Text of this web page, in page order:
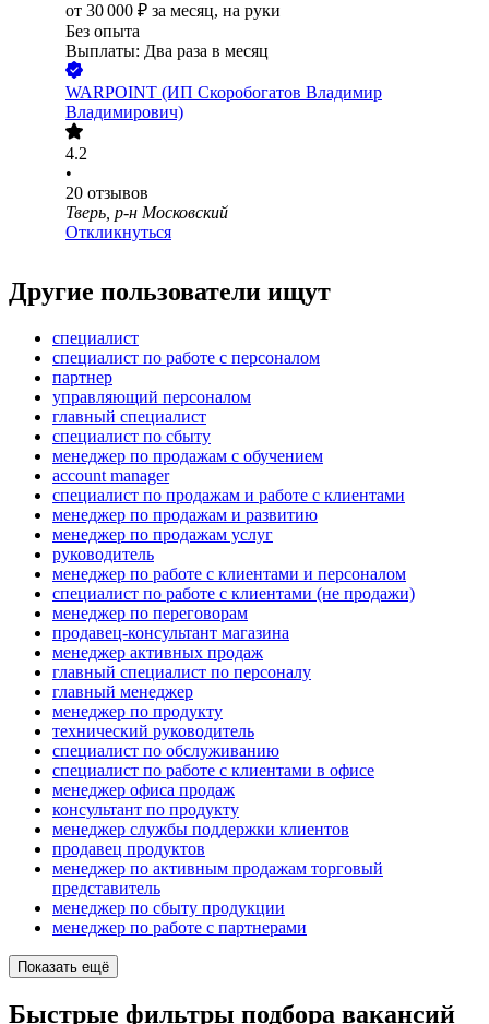
от 30 000 ₽ за месяц, на руки
Без опыта
Выплаты: Два раза в месяц
WARPOINT (ИП Скоробогатов Владимир
Владимирович)
4.2
•
20 отзывов
Тверь, р-н Московский
Откликнуться
Другие пользователи ищут
специалист
специалист по работе с персоналом
партнер
управляющий персоналом
главный специалист
специалист по сбыту
менеджер по продажам с обучением
account manager
специалист по продажам и работе с клиентами
менеджер по продажам и развитию
менеджер по продажам услуг
руководитель
менеджер по работе с клиентами и персоналом
специалист по работе с клиентами (не продажи)
менеджер по переговорам
продавец-консультант магазина
менеджер активных продаж
главный специалист по персоналу
главный менеджер
менеджер по продукту
технический руководитель
специалист по обслуживанию
специалист по работе с клиентами в офисе
менеджер офиса продаж
консультант по продукту
менеджер службы поддержки клиентов
продавец продуктов
менеджер по активным продажам торговый
представитель
менеджер по сбыту продукции
менеджер по работе с партнерами
Показать ещё
Быстрые фильтры подбора вакансий